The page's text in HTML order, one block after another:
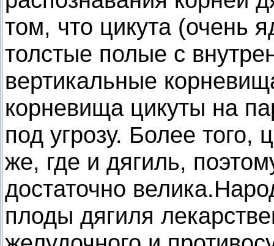
том, что цикута (очень
толстые полые с
вертикальные
корневища цикуты на
под угрозу. Более того,
же, где и дягиль,
достаточно
плоды дягиля